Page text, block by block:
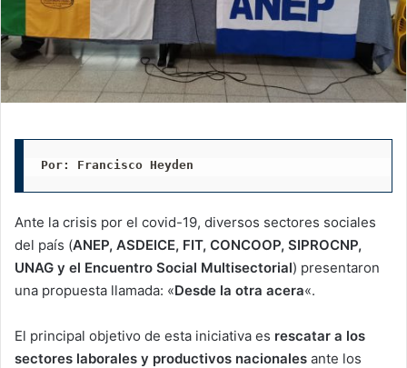
Por: Francisco Heyden
Ante la crisis por el covid-19, diversos sectores sociales
del país (ANEP, ASDEICE, FIT, CONCOOP, SIPROCNP,
UNAG y el Encuentro Social Multisectorial) presentaron
una propuesta llamada: «Desde la otra acera«.
El principal objetivo de esta iniciativa es rescatar a los
sectores laborales y productivos nacionales ante los